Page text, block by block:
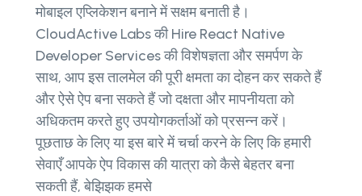
मोबाइल एप्लिकेशन बनाने में सक्षम बनाती है।
CloudActive Labs की Hire React Native
Developer Services की विशेषज्ञता और समर्पण के
साथ, आप इस तालमेल की पूरी क्षमता का दोहन कर सकते हैं
और ऐसे ऐप बना सकते हैं जो दक्षता और मापनीयता को
अधिकतम करते हुए उपयोगकर्ताओं को प्रसन्न करें।
पूछताछ के लिए या इस बारे में चर्चा करने के लिए कि हमारी
सेवाएँ आपके ऐप विकास की यात्रा को कैसे बेहतर बना
सकती हैं, बेझिझक हमसे